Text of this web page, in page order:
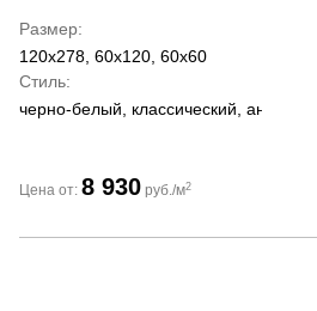
Размер
120x278, 60x120, 60x60
Стиль
черно-белый, классический, античный
Цена от: 8 930 руб./м2